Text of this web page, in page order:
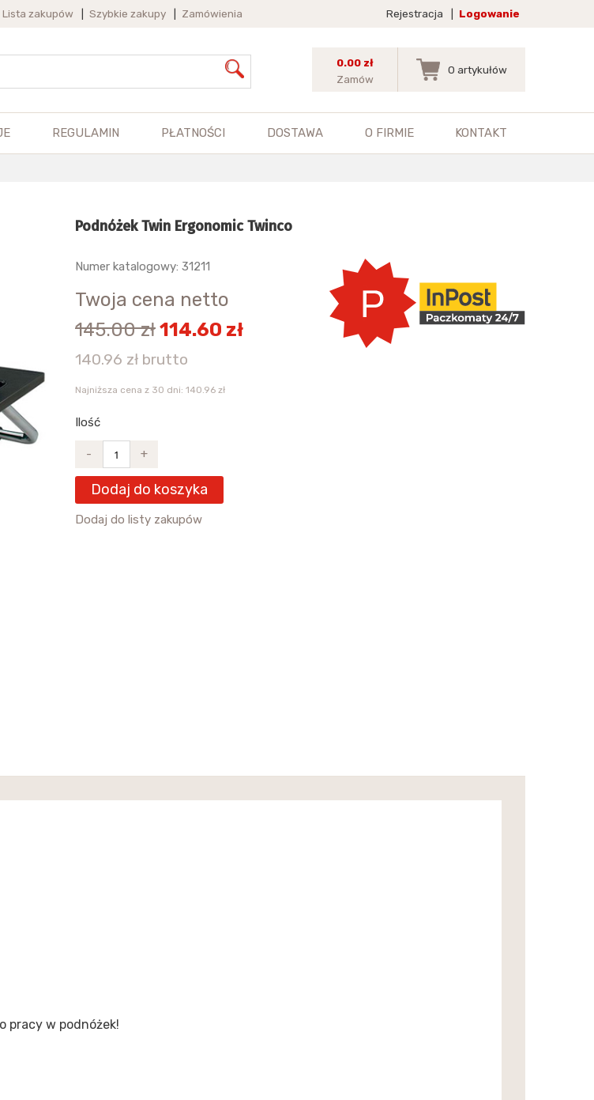
Lista zakupów Szybkie zakupy Zamówienia Rejestracja Logowanie
0.00 zł
Zamów
0 artykułów
REGULAMIN PŁATNOŚCI DOSTAWA O FIRMIE KONTAKT
Podnóżek Twin Ergonomic Twinco
Numer katalogowy: 31211
Twoja cena netto
145.00 zł114.60 zł
140.96 zł brutto
Najniższa cena z 30 dni: 140.96 zł
Ilość
- +
Dodaj do koszyka
Dodaj do listy zakupów
pracy w podnóżek!